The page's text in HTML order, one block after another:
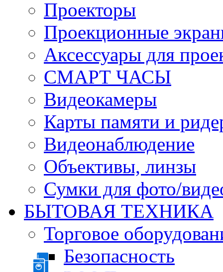
Проекторы
Проекционные
Аксессуары для
СМАРТ ЧАСЫ
Видеокамеры
Карты памяти и
Видеонаблюдение
Объективы, линзы
Сумки для фото/
БЫТОВАЯ ТЕХНИКА
Торговое
Безопасность